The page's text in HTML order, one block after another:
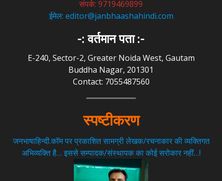
संपर्क: 9719469899
ईमेल: editor@janbhaashahindi.com
-: वर्तमान पता :-
E-240, Sector-2, Greater Noida West, Gautam
Buddha Nagar, 201301
Contact: 7055487560
स्पष्टीकरण
जनभाषाहिन्दी.कॉम पर प्रकाशित सामग्री लेखक/रचनाकार की व्यक्तिगत
अभिव्यक्ति है… इससे सम्पादक/संस्थापक का कोई सरोकार नहीं…!